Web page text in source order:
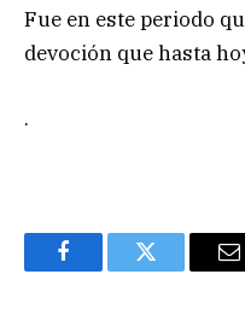
Fue en este periodo
devoción que hasta
.
FacebookTwitter